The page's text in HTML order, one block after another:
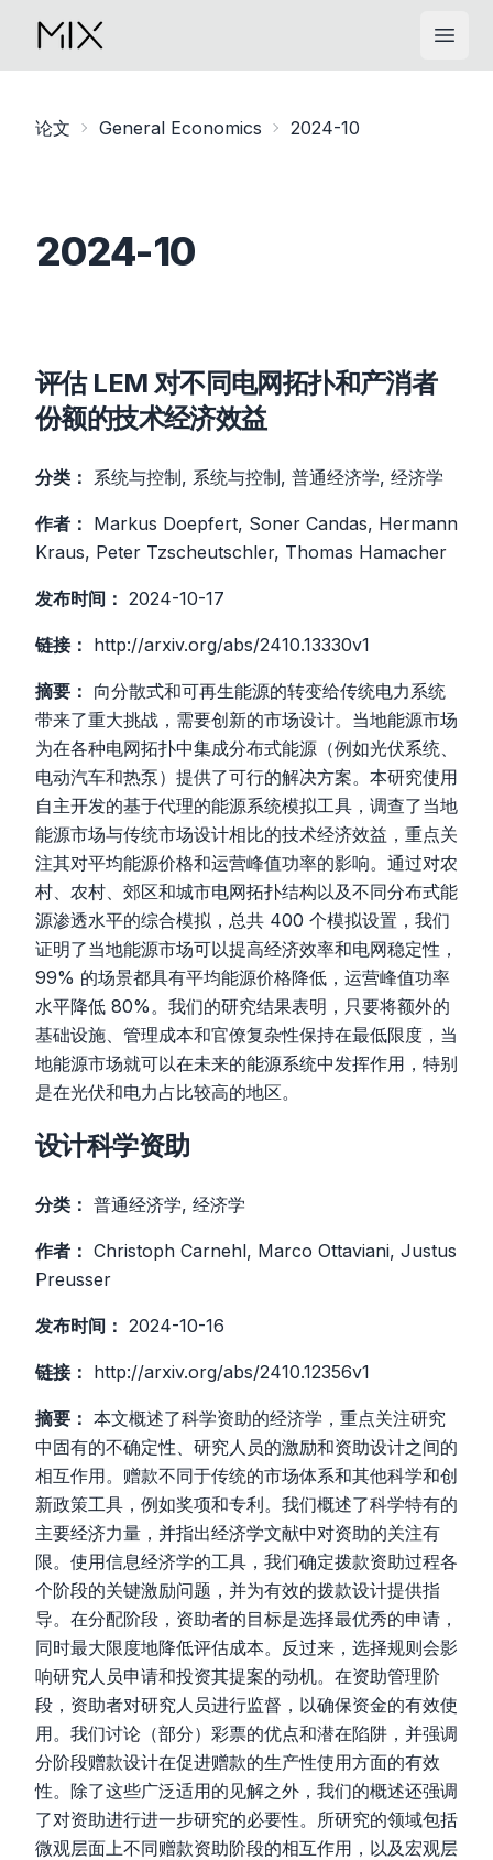
Open
论文 General Economics 2024-10
2024-10
评估 LEM 对不同电网拓扑和产消者
份额的技术经济效益
分类： 系统与控制, 系统与控制, 普通经济学, 经济学
作者： Markus Doepfert, Soner Candas, Hermann
Kraus, Peter Tzscheutschler, Thomas Hamacher
发布时间： 2024-10-17
链接： http://arxiv.org/abs/2410.13330v1
摘要： 向分散式和可再生能源的转变给传统电力系统
带来了重大挑战，需要创新的市场设计。当地能源市场
为在各种电网拓扑中集成分布式能源（例如光伏系统、
电动汽车和热泵）提供了可行的解决方案。本研究使用
自主开发的基于代理的能源系统模拟工具，调查了当地
能源市场与传统市场设计相比的技术经济效益，重点关
注其对平均能源价格和运营峰值功率的影响。通过对农
村、农村、郊区和城市电网拓扑结构以及不同分布式能
源渗透水平的综合模拟，总共 400 个模拟设置，我们
证明了当地能源市场可以提高经济效率和电网稳定性，
99% 的场景都具有平均能源价格降低，运营峰值功率
水平降低 80%。我们的研究结果表明，只要将额外的
基础设施、管理成本和官僚复杂性保持在最低限度，当
地能源市场就可以在未来的能源系统中发挥作用，特别
是在光伏和电力占比较高的地区。
设计科学资助
分类： 普通经济学, 经济学
作者： Christoph Carnehl, Marco Ottaviani, Justus
Preusser
发布时间： 2024-10-16
链接： http://arxiv.org/abs/2410.12356v1
摘要： 本文概述了科学资助的经济学，重点关注研究
中固有的不确定性、研究人员的激励和资助设计之间的
相互作用。赠款不同于传统的市场体系和其他科学和创
新政策工具，例如奖项和专利。我们概述了科学特有的
主要经济力量，并指出经济学文献中对资助的关注有
限。使用信息经济学的工具，我们确定拨款资助过程各
个阶段的关键激励问题，并为有效的拨款设计提供指
导。在分配阶段，资助者的目标是选择最优秀的申请，
同时最大限度地降低评估成本。反过来，选择规则会影
响研究人员申请和投资其提案的动机。在资助管理阶
段，资助者对研究人员进行监督，以确保资金的有效使
用。我们讨论（部分）彩票的优点和潜在陷阱，并强调
分阶段赠款设计在促进赠款的生产性使用方面的有效
性。除了这些广泛适用的见解之外，我们的概述还强调
了对资助进行进一步研究的必要性。所研究的领域包括
微观层面上不同赠款资助阶段的相互作用，以及宏观层